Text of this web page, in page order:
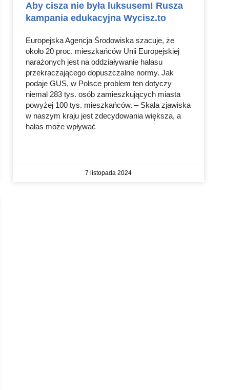
Aby cisza nie była luksusem! Rusza
kampania edukacyjna Wycisz.to
Europejska Agencja Środowiska szacuje, że
około 20 proc. mieszkańców Unii Europejskiej
narażonych jest na oddziaływanie hałasu
przekraczającego dopuszczalne normy. Jak
podaje GUS, w Polsce problem ten dotyczy
niemal 283 tys. osób zamieszkujących miasta
powyżej 100 tys. mieszkańców. – Skala zjawiska
w naszym kraju jest zdecydowania większa, a
hałas może wpływać
7 listopada 2024